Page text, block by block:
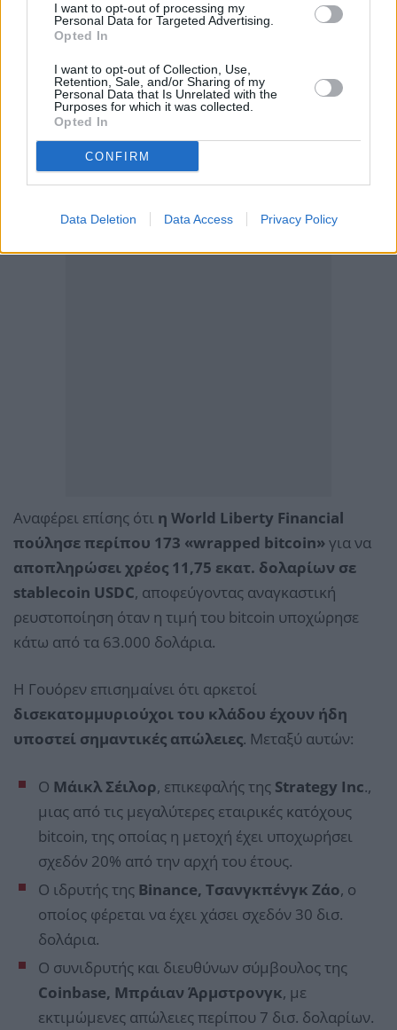
I want to opt-out of processing my
Personal Data for Targeted Advertising.
Opted In
I want to opt-out of Collection, Use,
Retention, Sale, and/or Sharing of my
Personal Data that Is Unrelated with the
Purposes for which it was collected.
Opted In
CONFIRM
Data Deletion Data Access Privacy Policy
Αναφέρει επίσης ότι η World Liberty Financial
πούλησε περίπου 173 «wrapped bitcoin»για να
αποπληρώσει χρέος 11,75 εκατ. δολαρίων σε
stablecoin USDC, αποφεύγοντας αναγκαστική
ρευστοποίηση όταν η τιμή του bitcoin υποχώρησε
κάτω από τα 63.000 δολάρια.
Η Γουόρεν επισημαίνει ότι αρκετοί
δισεκατομμυριούχοι του κλάδου έχουν ήδη
υποστεί σημαντικές απώλειες. Μεταξύ αυτών:
Ο Μάικλ Σέιλορ, επικεφαλής της Strategy Inc.,
μιας από τις μεγαλύτερες εταιρικές κατόχους
bitcoin, της οποίας η μετοχή έχει υποχωρήσει
σχεδόν 20% από την αρχή του έτους.
Ο ιδρυτής της Binance, Τσανγκπένγκ Ζάο, ο
οποίος φέρεται να έχει χάσει σχεδόν 30 δισ.
δολάρια.
Ο συνιδρυτής και διευθύνων σύμβουλος της
Coinbase, Μπράιαν Άρμστρονγκ, με
εκτιμώμενες απώλειες περίπου 7 δισ. δολαρίων.